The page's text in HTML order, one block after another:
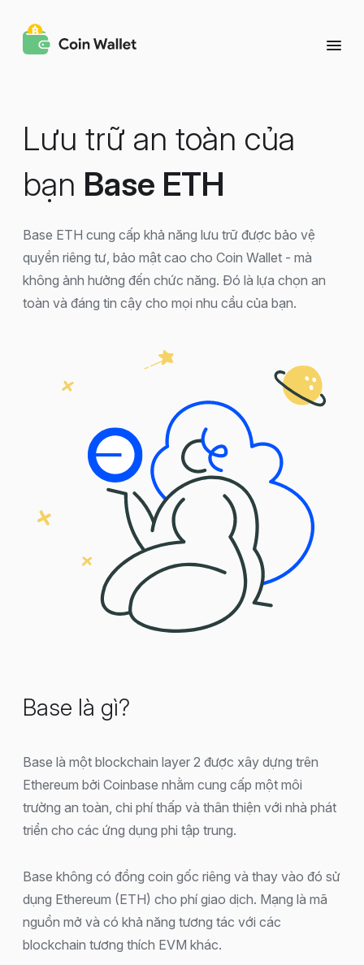
Lưu trữ an toàn của
bạn Base ETH
Base ETH cung cấp khả năng lưu trữ được bảo vệ
quyền riêng tư, bảo mật cao cho Coin Wallet - mà
không ảnh hưởng đến chức năng. Đó là lựa chọn an
toàn và đáng tin cậy cho mọi nhu cầu của bạn.
Base là gì?
Base là một blockchain layer 2 được xây dựng trên
Ethereum bởi Coinbase nhằm cung cấp một môi
trường an toàn, chi phí thấp và thân thiện với nhà phát
triển cho các ứng dụng phi tập trung.
Base không có đồng coin gốc riêng và thay vào đó sử
dụng Ethereum (ETH) cho phí giao dịch. Mạng là mã
nguồn mở và có khả năng tương tác với các
blockchain tương thích EVM khác.